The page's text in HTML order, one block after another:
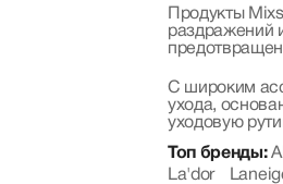
Продукты
раздражений
С широким
ухода,
уходовую
Топ бренды:
La'dor